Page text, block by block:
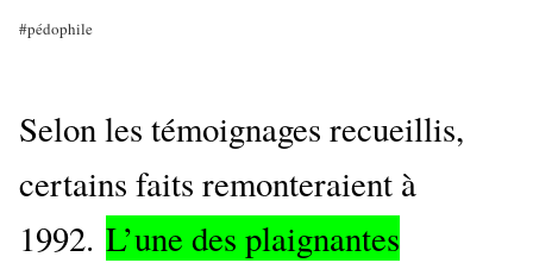
#pédophile
Selon les témoignages recueillis,
certains faits remonteraient à
1992. L’une des plaignantes